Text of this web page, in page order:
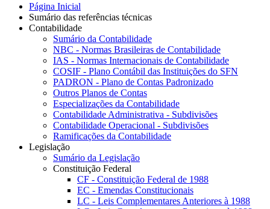
Página Inicial
Sumário das referências técnicas
Contabilidade
Sumário da Contabilidade
NBC - Normas Brasileiras de Contabilidade
IAS - Normas Internacionais de Contabilidade
COSIF - Plano Contábil das Instituições do SFN
PADRON - Plano de Contas Padronizado
Outros Planos de Contas
Especializações da Contabilidade
Contabilidade Administrativa - Subdivisões
Contabilidade Operacional - Subdivisões
Ramificações da Contabilidade
Legislação
Sumário da Legislação
Constituição Federal
CF - Constituição Federal de 1988
EC - Emendas Constitucionais
LC - Leis Complementares Anteriores à 1988